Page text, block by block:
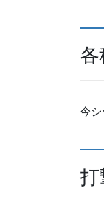
今シ
打